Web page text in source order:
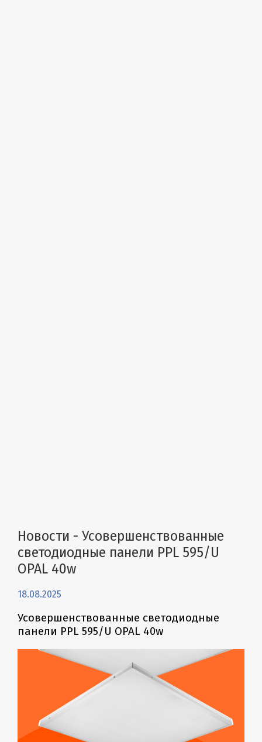
Новости - Усовершенствованные
светодиодные панели PPL 595/U
OPAL 40w
18.08.2025
Усовершенствованные светодиодные
панели PPL 595/U OPAL 40w